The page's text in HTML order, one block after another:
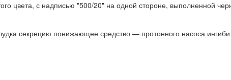
цвета, с надписью "500/20" на одной стороне, выполненной
секрецию понижающее средство — протонного насоса